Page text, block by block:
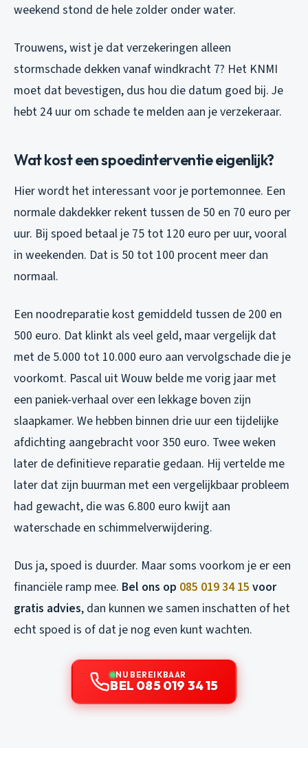
weekend stond de hele zolder onder water.
Trouwens, wist je dat verzekeringen alleen
stormschade dekken vanaf windkracht 7? Het KNMI
moet dat bevestigen, dus hou die datum goed bij. Je
hebt 24 uur om schade te melden aan je verzekeraar.
Wat kost een spoedinterventie eigenlijk?
Hier wordt het interessant voor je portemonnee. Een
normale dakdekker rekent tussen de 50 en 70 euro per
uur. Bij spoed betaal je 75 tot 120 euro per uur, vooral
in weekenden. Dat is 50 tot 100 procent meer dan
normaal.
Een noodreparatie kost gemiddeld tussen de 200 en
500 euro. Dat klinkt als veel geld, maar vergelijk dat
met de 5.000 tot 10.000 euro aan vervolgschade die je
voorkomt. Pascal uit Wouw belde me vorig jaar met
een paniek-verhaal over een lekkage boven zijn
slaapkamer. We hebben binnen drie uur een tijdelijke
afdichting aangebracht voor 350 euro. Twee weken
later de definitieve reparatie gedaan. Hij vertelde me
later dat zijn buurman met een vergelijkbaar probleem
had gewacht, die was 6.800 euro kwijt aan
waterschade en schimmelverwijdering.
Dus ja, spoed is duurder. Maar soms voorkom je er een
financiële ramp mee. Bel ons op 085 019 34 15 voor
gratis advies, dan kunnen we samen inschatten of het
echt spoed is of dat je nog even kunt wachten.
NU BEREIKBAAR
BEL 085 019 34 15